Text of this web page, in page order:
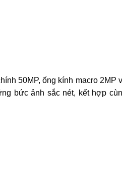
50MP, ống kính macro 2MP
bức ảnh sắc nét, kết hợp